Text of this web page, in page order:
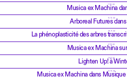
11.12.24
Musica ex Machina
10.12.24
Arboreal Futures
25.11.24
La phénoplasticité des arbres
21.11.24
Musica ex Machina
15.11.24
Lighten Up! à
13.10.24
Musica ex Machina dans Musique